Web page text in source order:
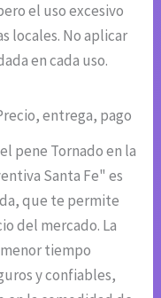
el uso excesivo
locales. No aplicar
en cada uso.
entrega, pago
pene Tornado en la
Santa Fe" es
que te permite
del mercado. La
tiempo
y confiables,